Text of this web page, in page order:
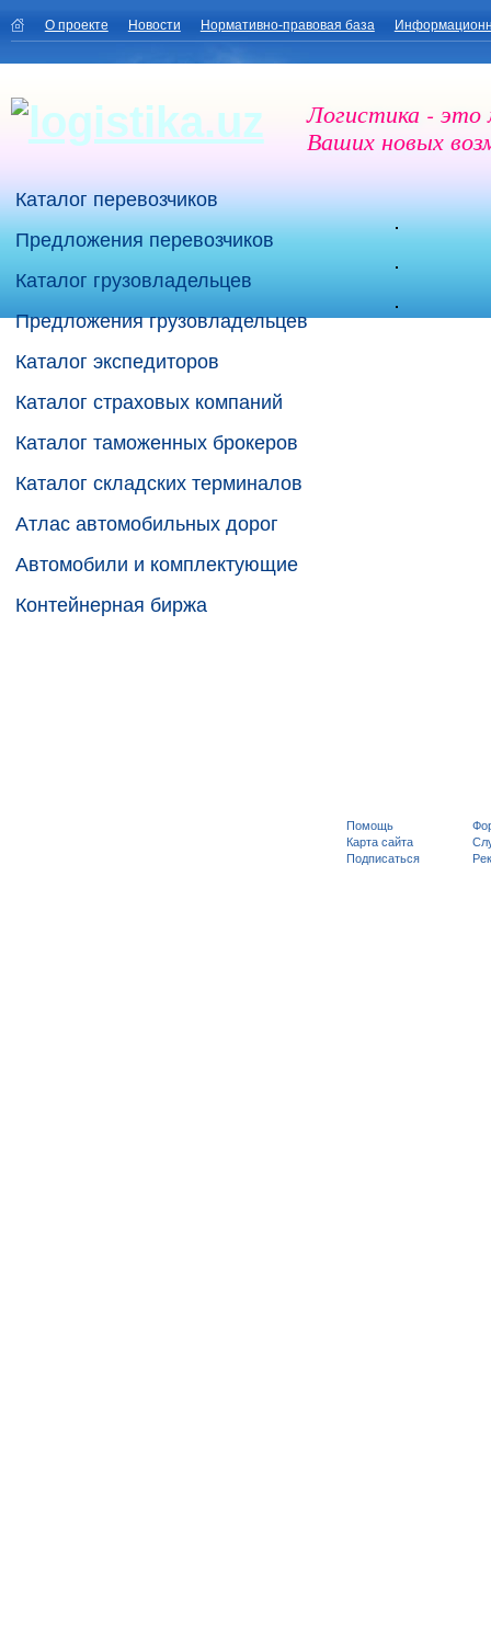
О проекте Новости Нормативно-правовая база
Логистика - это
Ваших новых
Каталог перевозчиков
Предложения перевозчиков
Каталог грузовладельцев
Предложения грузовладельцев
Каталог экспедиторов
Каталог страховых компаний
Каталог таможенных брокеров
Каталог складских терминалов
Атлас автомобильных дорог
Автомобили и комплектующие
Контейнерная биржа
Помощь
Карта сайта
Подписаться